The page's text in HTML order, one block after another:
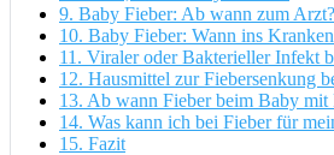
9. Baby Fieber: Ab wann zum Arzt?
10. Baby Fieber: Wann ins
11. Viraler oder Bakterieller Infekt
12. Hausmittel zur Fiebersenkung
13. Ab wann Fieber beim Baby mit
14. Was kann ich bei Fieber für
15. Fazit